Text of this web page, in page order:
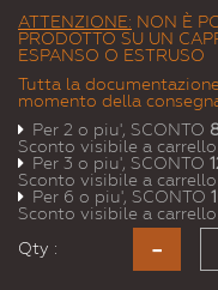
ATTENZIONE: NON È
PRODOTTO SU UN
ESPANSO O ESTRUSO
Tutta la
momento della
Per 2 o piu', SCONTO
Sconto visibile a carrello.
Per 3 o piu', SCONTO
Sconto visibile a carrello.
Per 6 o piu', SCONTO
Sconto visibile a carrello.
Qty :